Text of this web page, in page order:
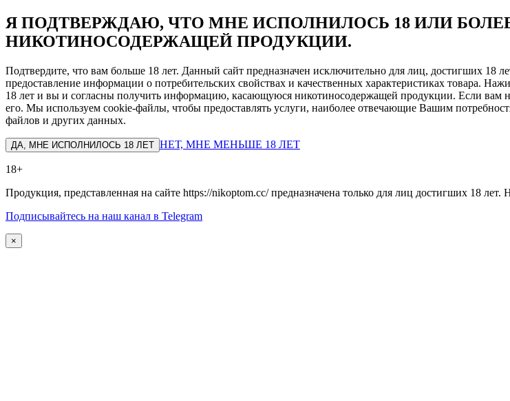
Я ПОДТВЕРЖДАЮ, ЧТО МНЕ ИСПОЛНИЛОСЬ 18 ИЛИ
НИКОТИНОСОДЕРЖАЩЕЙ ПРОДУКЦИИ.
Подтвердите, что вам больше 18 лет. Данный сайт предназначен исключительно для лиц, достигших
предоставление информации о потребительских свойствах и качественных характеристиках товара.
18 лет и вы и согласны получить информацию, касающуюся никотиносодержащей продукции. Если вам
его. Мы используем cookie-файлы, чтобы предоставлять услуги, наиболее отвечающие Вашим
файлов и других данных.
ДА, МНЕ ИСПОЛНИЛОСЬ 18 ЛЕТ НЕТ, МНЕ МЕНЬШЕ 18 ЛЕТ
18+
Продукция, представленная на сайте https://nikoptom.cc/ предназначена только для лиц достигших 18
Подписывайтесь на наш канал в Telegram
×